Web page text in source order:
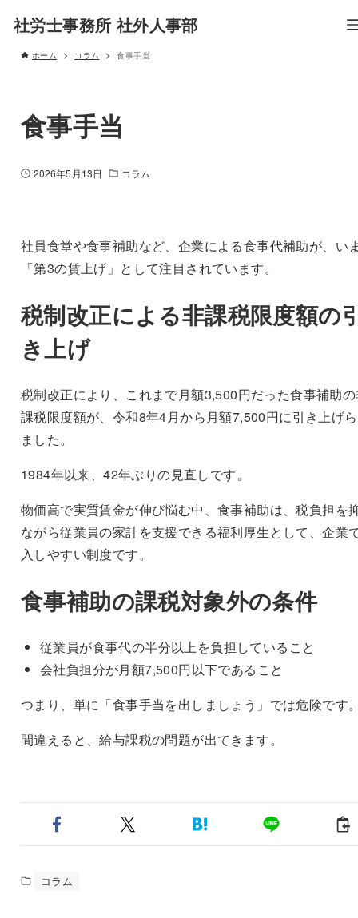
社労士事務所 社外人事部
ホーム コラム 食事手当
食事手当
2026年5月13日 コラム
社員食堂や食事補助など、企業による食事代補助が、い
「第3の賃上げ」として注目されています。
税制改正による非課税限度額の
き上げ
税制改正により、これまで月額3,500円だった食事補助
課税限度額が、令和8年4月から月額7,500円に引き上げ
ました。
1984年以来、42年ぶりの見直しです。
物価高で実質賃金が伸び悩む中、食事補助は、税負担を
ながら従業員の家計を支援できる福利厚生として、企業
入しやすい制度です。
食事補助の課税対象外の条件
従業員が食事代の半分以上を負担していること
会社負担分が月額7,500円以下であること
つまり、単に「食事手当を出しましょう」では危険です
間違えると、給与課税の問題が出てきます。
コラム